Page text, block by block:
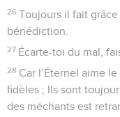
26 Toujours il fait
bénédiction.
27 Écarte-toi du mal,
28 Car l’Éternel aime
fidèles ; Ils sont
des méchants est